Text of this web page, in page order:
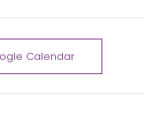
Calendar